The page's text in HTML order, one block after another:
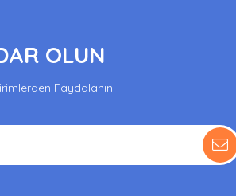
OLUN
Faydalanın!